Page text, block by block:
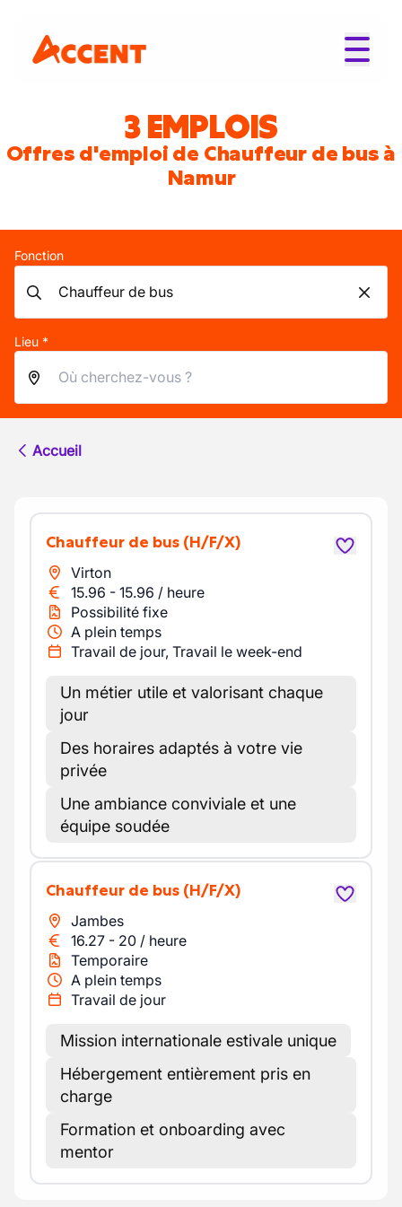
3 EMPLOIS
Offres d'emploi de Chauffeur de bus à
Namur
Fonction
Lieu *
Accueil
Chauffeur de bus (H/F/X)
Virton
15.96 - 15.96 / heure
Possibilité fixe
A plein temps
Travail de jour, Travail le week-end
Un métier utile et valorisant chaque
jour
Des horaires adaptés à votre vie
privée
Une ambiance conviviale et une
équipe soudée
Chauffeur de bus (H/F/X)
Jambes
16.27 - 20 / heure
Temporaire
A plein temps
Travail de jour
Mission internationale estivale unique
Hébergement entièrement pris en
charge
Formation et onboarding avec
mentor